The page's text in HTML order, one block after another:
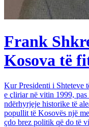
Frank
Kosova të
Kur Presidenti i Shteteve
e çliriar në vitin 1999,
ndërhyrjeje historike të
popullit të Kosovës një
çdo brez politik që do të